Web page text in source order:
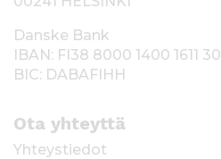
Danske Bank
IBAN: FI38 8000 1400 1611 30
BIC: DABAFIHH
Ota yhteyttä
Yhteystiedot